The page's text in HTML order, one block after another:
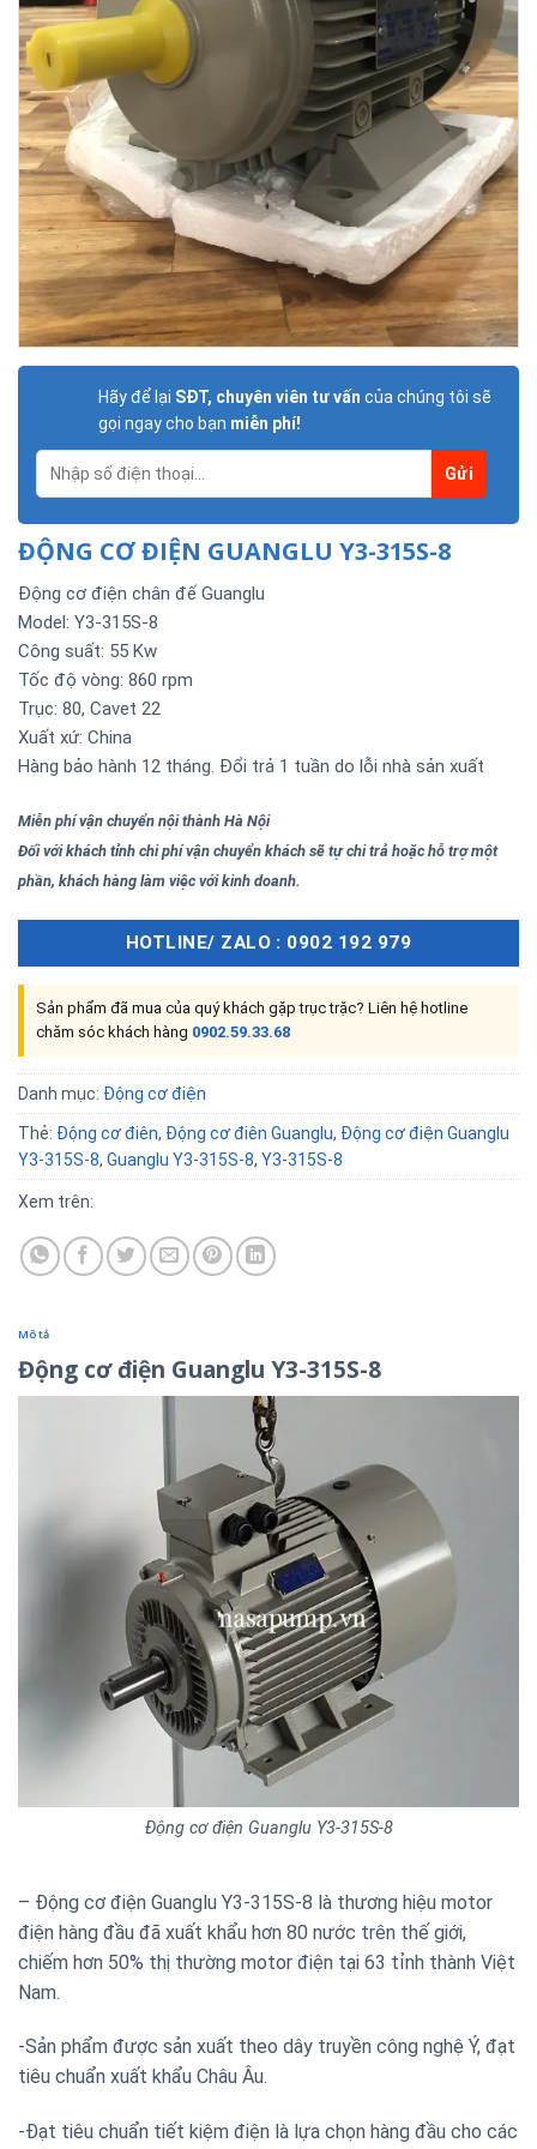
Hãy để lại SĐT, chuyên viên tư vấn của chúng tôi sẽ
gọi ngay cho bạn miễn phí!
ĐỘNG CƠ ĐIỆN GUANGLU Y3-315S-8
Động cơ điện chân đế Guanglu
Model: Y3-315S-8
Công suất: 55 Kw
Tốc độ vòng: 860 rpm
Trục: 80, Cavet 22
Xuất xứ: China
Hàng bảo hành 12 tháng. Đổi trả 1 tuần do lỗi nhà sản xuất
Miễn phí vận chuyển nội thành Hà Nội
Đối với khách tỉnh chi phí vận chuyển khách sẽ tự chi trả hoặc hỗ trợ một
phần, khách hàng làm việc với kinh doanh.
HOTLINE/ ZALO : 0902 192 979
Sản phẩm đã mua của quý khách gặp trục trặc? Liên hệ hotline
chăm sóc khách hàng 0902.59.33.68
Danh mục: Động cơ điện
Thẻ: Động cơ điên, Động cơ điên Guanglu, Động cơ điện Guanglu
Y3-315S-8, Guanglu Y3-315S-8, Y3-315S-8
Xem trên:
Mô tả
Động cơ điện Guanglu Y3-315S-8
Động cơ điện Guanglu Y3-315S-8
– Động cơ điện Guanglu Y3-315S-8 là thương hiệu motor
điện hàng đầu đã xuất khẩu hơn 80 nước trên thế giới,
chiếm hơn 50% thị thường motor điện tại 63 tỉnh thành Việt
Nam.
-Sản phẩm được sản xuất theo dây truyền công nghệ Ý, đạt
tiêu chuẩn xuất khẩu Châu Âu.
-Đạt tiêu chuẩn tiết kiệm điện là lựa chọn hàng đầu cho các